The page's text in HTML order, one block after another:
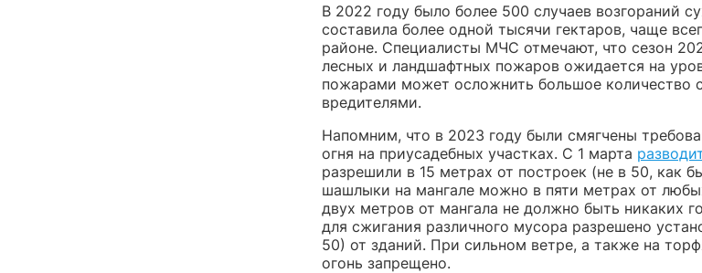
В 2022 году было более 500 случаев возгораний
составила более одной тысячи гектаров, чаще
районе. Специалисты МЧС отмечают, что сезон
лесных и ландшафтных пожаров ожидается на
пожарами может осложнить большое количество
вредителями.
Напомним, что в 2023 году были смягчены
огня на приусадебных участках. С 1 марта
разрешили в 15 метрах от построек (не в 50, как
шашлыки на мангале можно в пяти метрах от
двух метров от мангала не должно быть никаких
для сжигания различного мусора разрешено
50) от зданий. При сильном ветре, а также на
огонь запрещено.